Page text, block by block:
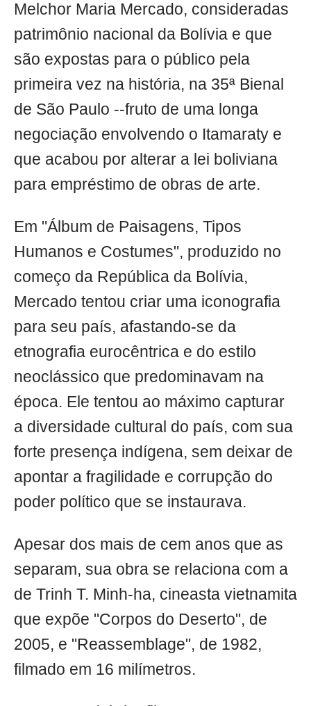
Melchor Maria Mercado, consideradas
patrimônio nacional da Bolívia e que
são expostas para o público pela
primeira vez na história, na 35ª Bienal
de São Paulo --fruto de uma longa
negociação envolvendo o Itamaraty e
que acabou por alterar a lei boliviana
para empréstimo de obras de arte.
Em "Álbum de Paisagens, Tipos
Humanos e Costumes", produzido no
começo da República da Bolívia,
Mercado tentou criar uma iconografia
para seu país, afastando-se da
etnografia eurocêntrica e do estilo
neoclássico que predominavam na
época. Ele tentou ao máximo capturar
a diversidade cultural do país, com sua
forte presença indígena, sem deixar de
apontar a fragilidade e corrupção do
poder político que se instaurava.
Apesar dos mais de cem anos que as
separam, sua obra se relaciona com a
de Trinh T. Minh-ha, cineasta vietnamita
que expõe "Corpos do Deserto", de
2005, e "Reassemblage", de 1982,
filmado em 16 milímetros.